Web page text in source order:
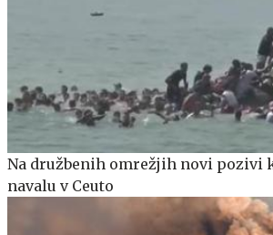
Na družbenih omrežjih novi pozivi
navalu v Ceuto